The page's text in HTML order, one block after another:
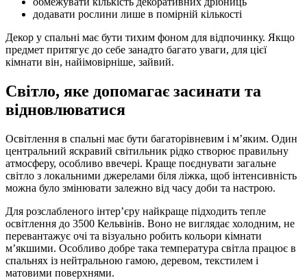
додавати рослини лише в помірній кількості
Декор у спальні має бути тихим фоном для відпочинку. Якщо
предмет притягує до себе занадто багато уваги, для цієї
кімнати він, найімовірніше, зайвий.
Світло, яке допомагає засинати та
відновлюватися
Освітлення в спальні має бути багаторівневим і м’яким. Один
центральний яскравий світильник рідко створює правильну
атмосферу, особливо ввечері. Краще поєднувати загальне
світло з локальними джерелами біля ліжка, щоб інтенсивність
можна було змінювати залежно від часу доби та настрою.
Для розслабленого інтер’єру найкраще підходить тепле
освітлення до 3500 Кельвінів. Воно не виглядає холодним, не
перевантажує очі та візуально робить кольори кімнати
м’якшими. Особливо добре така температура світла працює в
спальнях із нейтральною гамою, деревом, текстилем і
матовими поверхнями.